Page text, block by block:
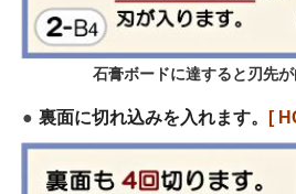
石膏ボードに達すると刃先が
裏面に切れ込みを入れます。 [